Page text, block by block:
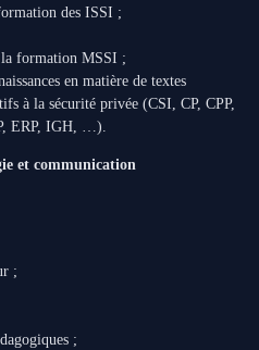
des ISSI ;
la formation MSSI ;
en matière de textes
à la sécurité privée (CSI, CP, CPP,
ERP, IGH, …).
et communication
;
;